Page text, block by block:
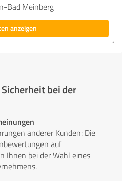
Bad Meinberg
anzeigen
bei der
anderer Kunden: Die
auf
Ihnen bei der Wahl eines